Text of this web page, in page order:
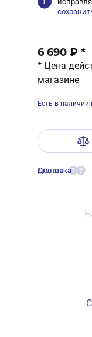
6 690 ₽ *
* Цена
магазине
Есть в наличии
Оплата ?
Доставка ?